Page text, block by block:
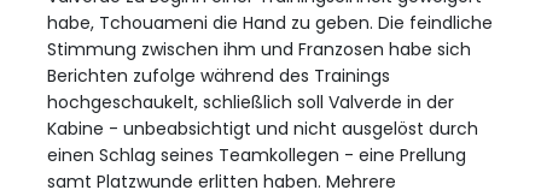
habe, Tchouameni die Hand zu geben. Die feindliche
Stimmung zwischen ihm und Franzosen habe sich
Berichten zufolge während des Trainings
hochgeschaukelt, schließlich soll Valverde in der
Kabine - unbeabsichtigt und nicht ausgelöst durch
einen Schlag seines Teamkollegen - eine Prellung
samt Platzwunde erlitten haben. Mehrere